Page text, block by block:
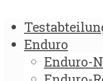
Enduro
Enduro-